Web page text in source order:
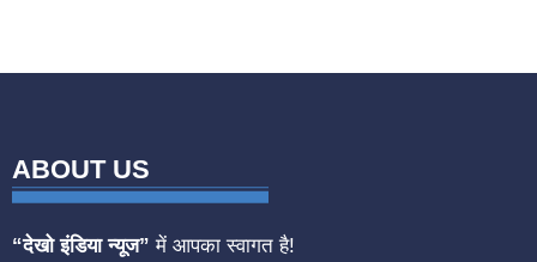
ABOUT US
“देखो इंडिया न्यूज” में आपका स्वागत है!